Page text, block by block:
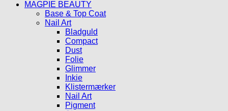
MAGPIE BEAUTY
Base & Top Coat
Nail Art
Bladguld
Compact
Dust
Folie
Glimmer
Inkie
Klistermærker
Nail Art
Pigment